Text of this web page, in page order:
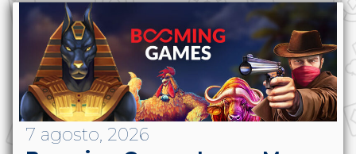
7 agosto, 2026